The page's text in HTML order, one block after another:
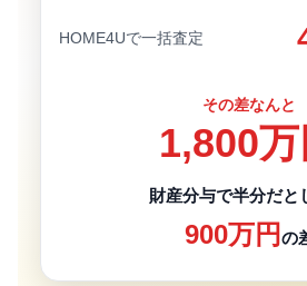
HOME4Uで一括査定
その差なんと
1,800万
財産分与で半分だと
900万円 の